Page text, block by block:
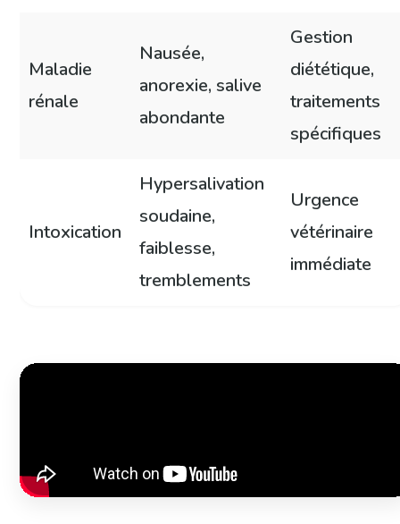
Maladie
rénale
Nausée,
anorexie, salive
abondante
Gestion
diététique,
traitements
spécifiques
Intoxication
Hypersalivation
soudaine,
faiblesse,
tremblements
Urgence
vétérinaire
immédiate